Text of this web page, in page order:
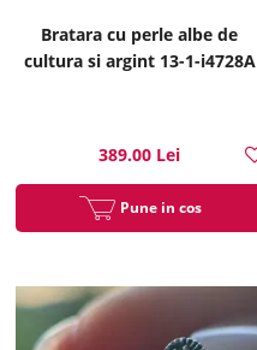
Bratara cu perle albe de
cultura si argint 13-1-i4728A
389.00 Lei
Pune in cos